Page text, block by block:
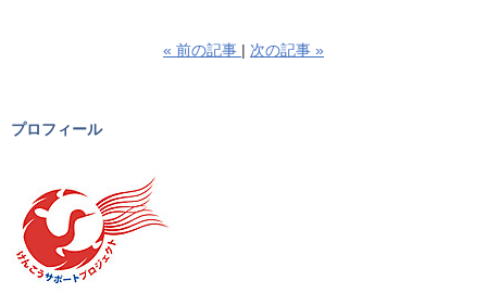
« 前の記事 次の記事 »
プロフィール